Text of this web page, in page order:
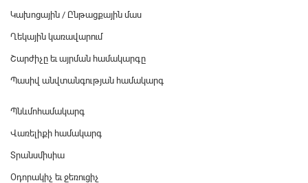
Կախոցային / Ընթացքային մաս
Ղեկային կառավարում
Շարժիչը եւ այրման համակարգը
Պասիվ անվտանգության համակարգ
Պնևմոհամակարգ
Վառելիքի համակարգ
Տրանսմիսիա
Օդորակիչ եւ ջեռուցիչ